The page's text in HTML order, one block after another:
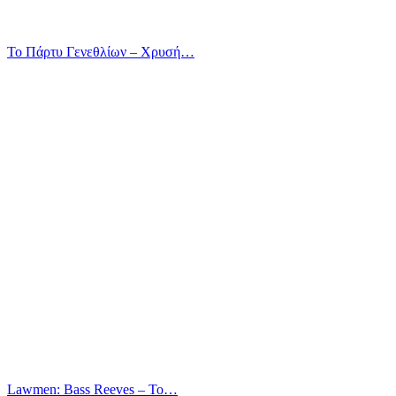
Το Πάρτυ Γενεθλίων – Χρυσή…
Lawmen: Bass Reeves – Το…